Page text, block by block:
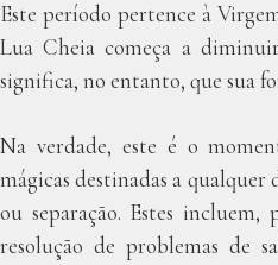
Este período pertence à
Lua Cheia começa a
significa, no entanto, que sua
Na verdade, este é o
mágicas destinadas a
ou separação. Estes incluem,
resolução de problemas de